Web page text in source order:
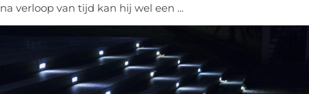
na verloop van tijd kan hij wel een ...